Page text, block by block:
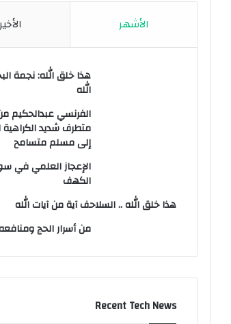
الأشهر
هذا خلق الله: نجمة
الله
الفرنسي عبدالحكيم
متطرف شديد الكراهية
إلى مسلم متسامح
الإعجاز العلمي في
الكهف
هذا خلق الله .. السلاحف آية من آيات الله
من أسرار الحج
Recent Tech News